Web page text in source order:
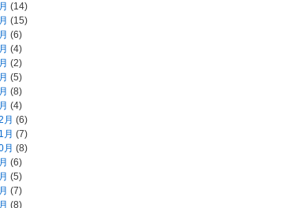
(14)
(15)
(6)
(4)
(2)
(5)
(8)
(4)
月 (6)
月 (7)
月 (8)
(6)
(5)
(7)
(8)